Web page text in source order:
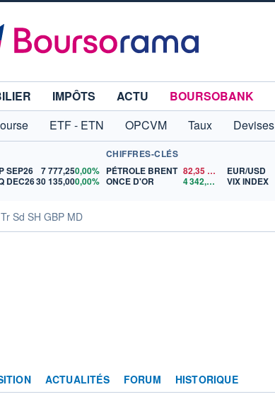
IMPÔTS ACTU
BOURSOBANK
ETF - ETN OPCVM Taux Devises
SEP26 7 777,250,00%
DEC2630 135,000,00%
CHIFFRES-CLÉS
PÉTROLE BRENT 82,35
ONCE D'OR
4 342,26 $US
EUR/USD
VIX INDEX
Sd SH GBP MD
ACTUALITÉS FORUM HISTORIQUE